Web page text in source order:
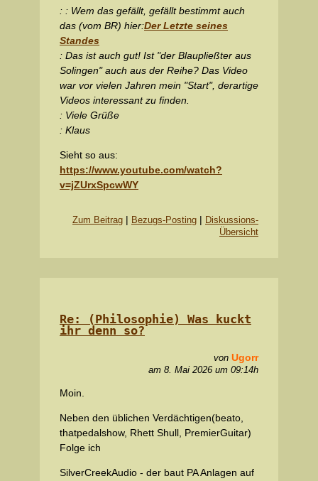
: : Wem das gefällt, gefällt bestimmt auch
das (vom BR) hier:Der Letzte seines
Standes
: Das ist auch gut! Ist "der Blaupließter aus
Solingen" auch aus der Reihe? Das Video
war vor vielen Jahren mein "Start", derartige
Videos interessant zu finden.
: Viele Grüße
: Klaus
Sieht so aus:
https://www.youtube.com/watch?
v=jZUrxSpcwWY
Zum Beitrag | Bezugs-Posting | Diskussions-
Übersicht
Re: (Philosophie) Was kuckt
ihr denn so?
von Ugorr
am 8. Mai 2026 um 09:14h
Moin.
Neben den üblichen Verdächtigen(beato,
thatpedalshow, Rhett Shull, PremierGuitar)
Folge ich
SilverCreekAudio - der baut PA Anlagen auf